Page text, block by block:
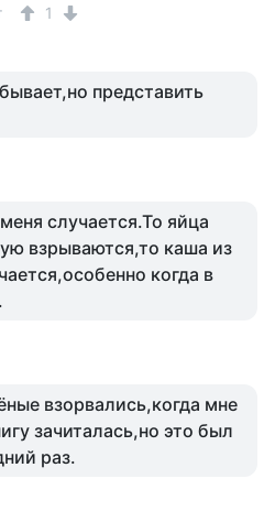
1
представить
случается.То яйца
взрываются,то каша из
когда в
взорвались,когда мне
зачиталась,но это был
раз.